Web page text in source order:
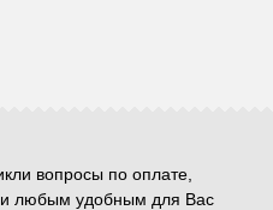
вопросы по оплате,
любым удобным для Вас